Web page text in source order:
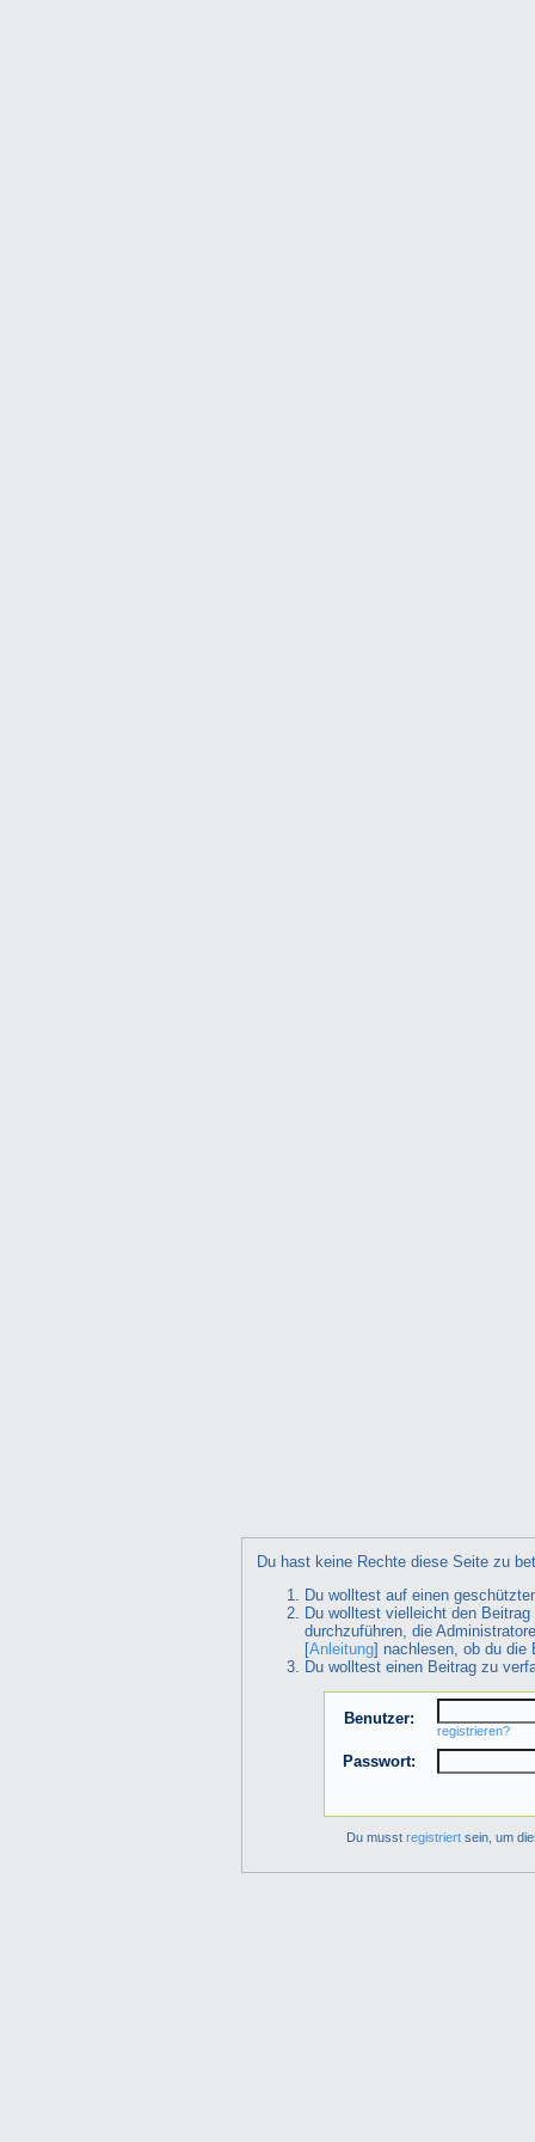
Du hast keine Rechte diese Seite zu
Du wolltest auf einen
Du wolltest vielleicht den
durchzuführen, die
[Anleitung] nachlesen, ob du die
Du wolltest einen Beitrag zu
Benutzer:
registrieren?
Passwort:
Du musstregistriert sein, um